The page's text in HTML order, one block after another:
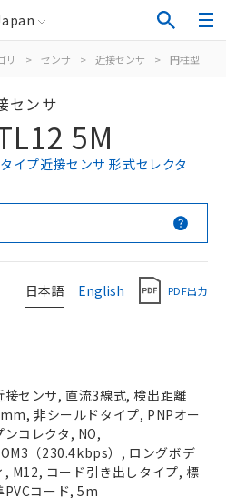
リ > センサ > 近接センサ > 円柱型
センサ
5M
イプ近接センサ 形式セレクタ
日本語 English PDF出力
接センサ, 直流3線式, 検出距離
非シールドタイプ, PNPオー
ンコレクタ, NO,
（230.4kbps）, ロングボデ
, M12, コード引き出しタイプ, 標
PVCコード, 5m